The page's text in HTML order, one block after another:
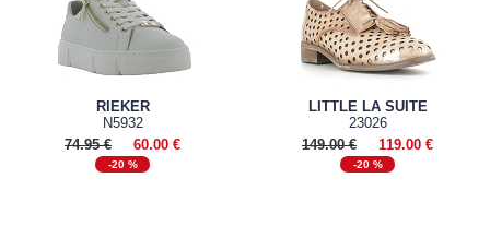
RIEKER
N5932
74.95 €
60.00 €
-20 %
LITTLE LA SUITE
23026
149.00 €
119.00 €
-20 %